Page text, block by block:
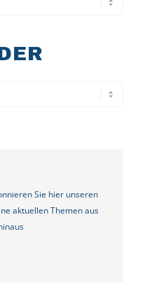
Sie hier unseren
aktuellen Themen aus